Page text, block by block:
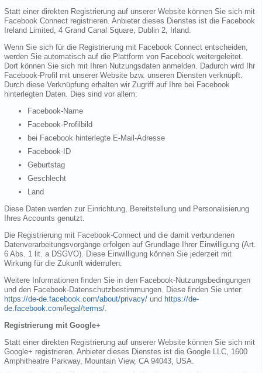
Statt einer direkten Registrierung auf unserer Website können Sie sich mit
Facebook Connect registrieren. Anbieter dieses Dienstes ist die Facebook
Ireland Limited, 4 Grand Canal Square, Dublin 2, Irland.
Wenn Sie sich für die Registrierung mit Facebook Connect entscheiden,
werden Sie automatisch auf die Plattform von Facebook weitergeleitet.
Dort können Sie sich mit Ihren Nutzungsdaten anmelden. Dadurch wird Ihr
Facebook-Profil mit unserer Website bzw. unseren Diensten verknüpft.
Durch diese Verknüpfung erhalten wir Zugriff auf Ihre bei Facebook
hinterlegten Daten. Dies sind vor allem:
Facebook-Name
Facebook-Profilbild
bei Facebook hinterlegte E-Mail-Adresse
Facebook-ID
Geburtstag
Geschlecht
Land
Diese Daten werden zur Einrichtung, Bereitstellung und Personalisierung
Ihres Accounts genutzt.
Die Registrierung mit Facebook-Connect und die damit verbundenen
Datenverarbeitungsvorgänge erfolgen auf Grundlage Ihrer Einwilligung (Art.
6 Abs. 1 lit. a DSGVO). Diese Einwilligung können Sie jederzeit mit
Wirkung für die Zukunft widerrufen.
Weitere Informationen finden Sie in den Facebook-Nutzungsbedingungen
und den Facebook-Datenschutzbestimmungen. Diese finden Sie unter:
https://de-de.facebook.com/about/privacy/ und https://de-
de.facebook.com/legal/terms/.
Registrierung mit Google+
Statt einer direkten Registrierung auf unserer Website können Sie sich mit
Google+ registrieren. Anbieter dieses Dienstes ist die Google LLC, 1600
Amphitheatre Parkway, Mountain View, CA 94043, USA.